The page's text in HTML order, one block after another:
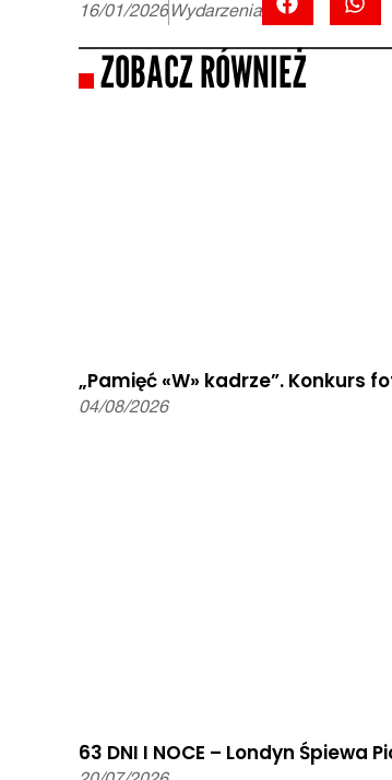
16/01/2026 Wydarzenia
ZOBACZ RÓWNIEŻ
„Pamięć «W» kadrze”. Konkurs
04/08/2026
63 DNI I NOCE – Londyn Śpiewa